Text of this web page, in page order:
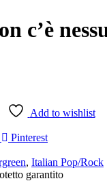
c’è
Add to wishlist
Pinterest
, Italian Pop/Rock
garantito